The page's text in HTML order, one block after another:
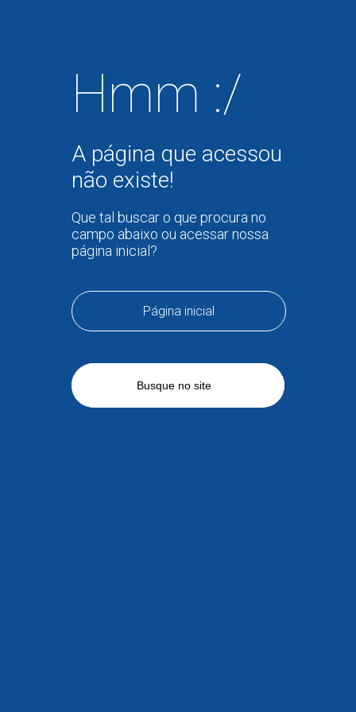
Hmm :/
A página que acessou
não existe!
Que tal buscar o que procura no
campo abaixo ou acessar nossa
página inicial?
Página inicial